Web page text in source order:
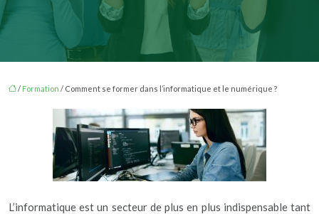
/ Formation / Comment se former dans l’informatique et le numérique ?
L’informatique est un secteur de plus en plus indispensable tant